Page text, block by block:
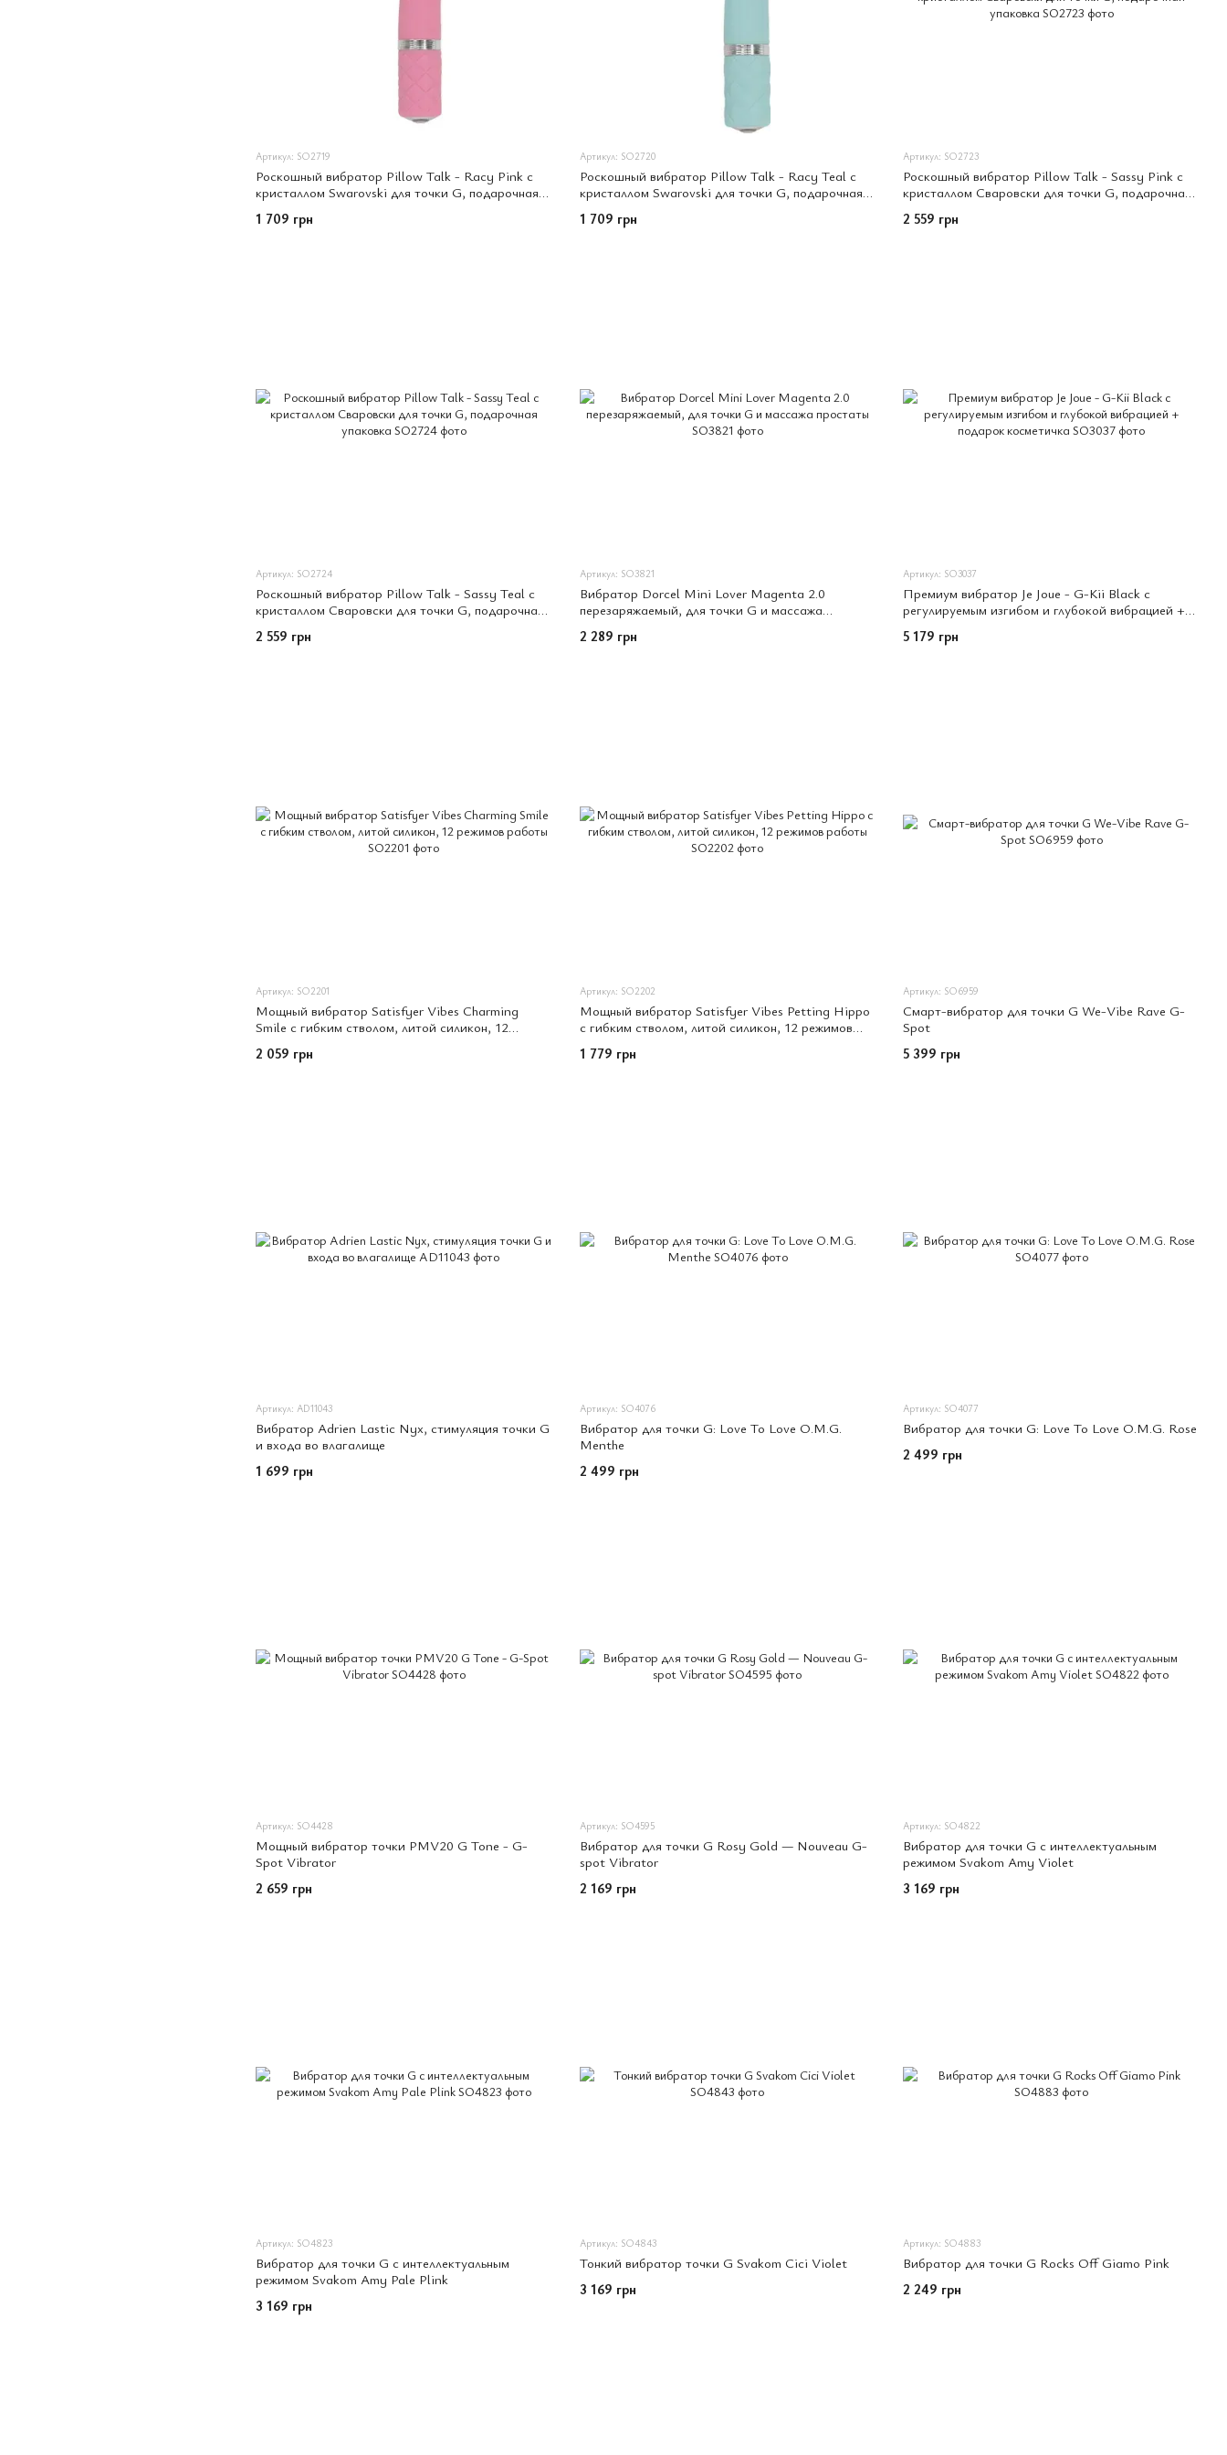
Артикул: SO2719
Роскошный вибратор Pillow Talk - Racy Pink с
кристаллом Swarovski для точки G, подарочная
1 709 грн
Артикул: SO2720
Роскошный вибратор Pillow Talk - Racy Teal с
кристаллом Swarovski для точки G, подарочная
1 709 грн
Артикул: SO2723
Роскошный вибратор Pillow Talk - Sassy Pink с
кристаллом Сваровски для точки G, подарочная
2 559 грн
Артикул: SO2724
Роскошный вибратор Pillow Talk - Sassy Teal с
кристаллом Сваровски для точки G, подарочная
2 559 грн
Артикул: SO3821
Вибратор Dorcel Mini Lover Magenta 2.0
перезаряжаемый, для точки G и массажа
2 289 грн
Артикул: SO3037
Премиум вибратор Je Joue - G-Kii Black с
регулируемым изгибом и глубокой вибрацией +
5 179 грн
Артикул: SO2201
Мощный вибратор Satisfyer Vibes Charming
Smile с гибким стволом, литой силикон, 12
2 059 грн
Артикул: SO2202
Мощный вибратор Satisfyer Vibes Petting Hippo
с гибким стволом, литой силикон, 12 режимов
1 779 грн
Артикул: SO6959
Смарт-вибратор для точки G We-Vibe Rave G-
Spot
5 399 грн
Артикул: AD11043
Вибратор Adrien Lastic Nyx, стимуляция точки G
и входа во влагалище
1 699 грн
Артикул: SO4076
Вибратор для точки G: Love To Love O.M.G.
Menthe
2 499 грн
Артикул: SO4077
Вибратор для точки G: Love To Love O.M.G. Rose
2 499 грн
Артикул: SO4428
Мощный вибратор точки PMV20 G Tone - G-
Spot Vibrator
2 659 грн
Артикул: SO4595
Вибратор для точки G Rosy Gold — Nouveau G-
spot Vibrator
2 169 грн
Артикул: SO4822
Вибратор для точки G с интеллектуальным
режимом Svakom Amy Violet
3 169 грн
Артикул: SO4823
Вибратор для точки G с интеллектуальным
режимом Svakom Amy Pale Plink
3 169 грн
Артикул: SO4843
Тонкий вибратор точки G Svakom Cici Violet
3 169 грн
Артикул: SO4883
Вибратор для точки G Rocks Off Giamo Pink
2 249 грн